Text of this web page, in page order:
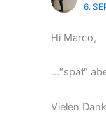
6.
Hi Marco,
…“spät“
Vielen